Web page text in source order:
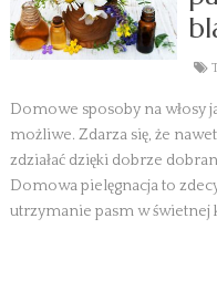
Domowe sposoby na włosy
możliwe. Zdarza się, że
zdziałać dzięki dobrze
Domowa pielęgnacja to
utrzymanie pasm w świetnej